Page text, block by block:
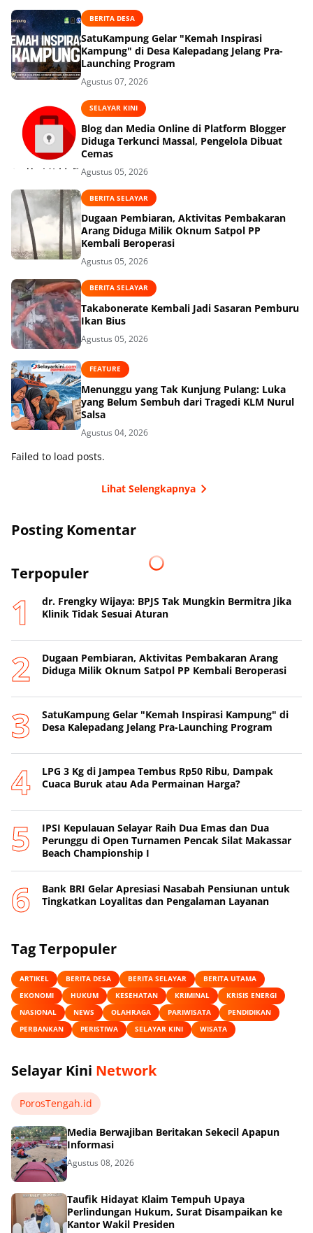
BERITA DESA
SatuKampung Gelar "Kemah Inspirasi
Kampung" di Desa Kalepadang Jelang Pra-
Launching Program
Agustus 07, 2026
SELAYAR KINI
Blog dan Media Online di Platform Blogger
Diduga Terkunci Massal, Pengelola Dibuat
Cemas
Agustus 05, 2026
BERITA SELAYAR
Dugaan Pembiaran, Aktivitas Pembakaran
Arang Diduga Milik Oknum Satpol PP
Kembali Beroperasi
Agustus 05, 2026
BERITA SELAYAR
Takabonerate Kembali Jadi Sasaran Pemburu
Ikan Bius
Agustus 05, 2026
FEATURE
Menunggu yang Tak Kunjung Pulang: Luka
yang Belum Sembuh dari Tragedi KLM Nurul
Salsa
Agustus 04, 2026
Failed to load posts.
Lihat Selengkapnya
Posting Komentar
Terpopuler
dr. Frengky Wijaya: BPJS Tak Mungkin Bermitra Jika
Klinik Tidak Sesuai Aturan
Dugaan Pembiaran, Aktivitas Pembakaran Arang
Diduga Milik Oknum Satpol PP Kembali Beroperasi
SatuKampung Gelar "Kemah Inspirasi Kampung" di
Desa Kalepadang Jelang Pra-Launching Program
‎LPG 3 Kg di Jampea Tembus Rp50 Ribu, Dampak
Cuaca Buruk atau Ada Permainan Harga? ‎
IPSI Kepulauan Selayar Raih Dua Emas dan Dua
Perunggu di Open Turnamen Pencak Silat Makassar
Beach Championship I
‎Bank BRI Gelar Apresiasi Nasabah Pensiunan untuk
Tingkatkan Loyalitas dan Pengalaman Layanan
Tag Terpopuler
ARTIKEL BERITA DESA BERITA SELAYAR
BERITA UTAMA
EKONOMI
HUKUM KESEHATAN KRIMINAL
KRISIS ENERGI
NASIONAL
NEWS OLAHRAGA PARIWISATA
PENDIDIKAN
PERBANKAN
PERISTIWA SELAYAR KINI WISATA
Selayar Kini Network
PorosTengah.id
Media Berwajiban Beritakan Sekecil Apapun
Informasi
Agustus 08, 2026
Taufik Hidayat Klaim Tempuh Upaya
Perlindungan Hukum, Surat Disampaikan ke
Kantor Wakil Presiden